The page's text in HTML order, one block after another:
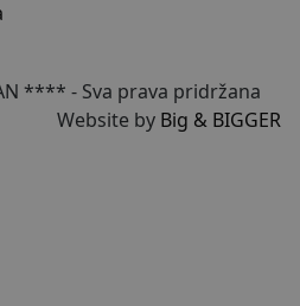
**** - Sva prava pridržana
Website by Big & BIGGER